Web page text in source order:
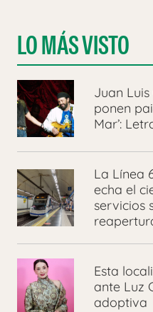
LO MÁS VISTO
Juan
ponen
Mar’:
La Línea
echa el
servicios
Esta
ante Luz
adoptiva